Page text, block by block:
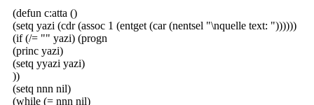
(defun c:atta ()
(setq yazi (cdr (assoc 1 (entget (car (nentsel "\nquelle text: "))))))
(if (/= "" yazi) (progn
(princ yazi)
(setq yyazi yazi)
))
(setq nnn nil)
(while (= nnn nil)